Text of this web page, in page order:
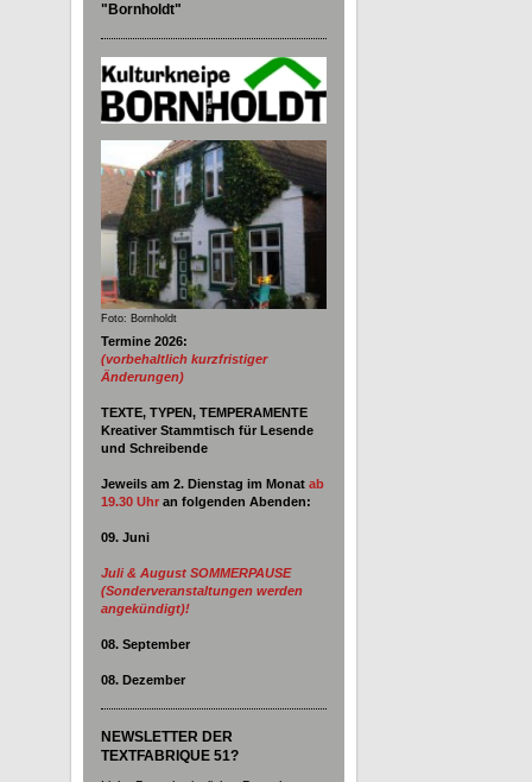
"Bornholdt"
Foto: Bornholdt
Termine 2026:
(vorbehaltlich kurzfristiger
Änderungen)
TEXTE, TYPEN, TEMPERAMENTE
Kreativer Stammtisch für Lesende
und Schreibende
Jeweils am 2. Dienstag im Monat ab
19.30 Uhr an folgenden Abenden:
09. Juni
Juli & August SOMMERPAUSE
(Sonderveranstaltungen werden
angekündigt)!
08. September
08. Dezember
NEWSLETTER DER
TEXTFABRIQUE 51?